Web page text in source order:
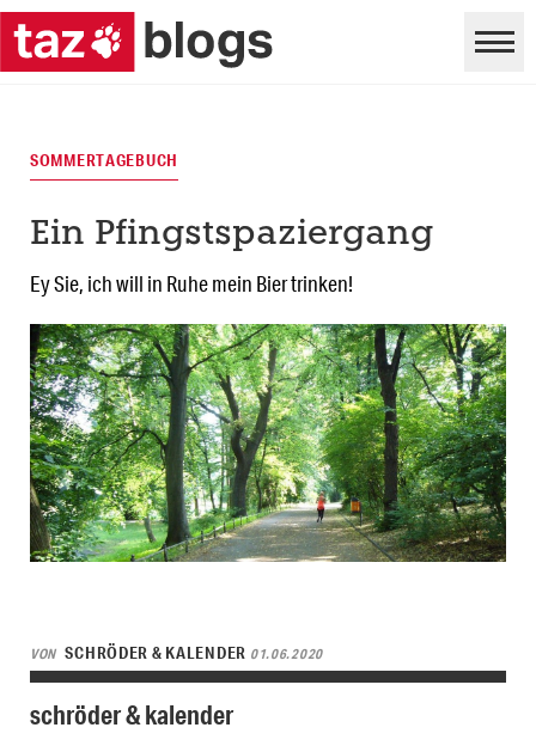
SOMMERTAGEBUCH
Ein Pfingstspaziergang
Ey Sie, ich will in Ruhe mein Bier trinken!
VON SCHRÖDER & KALENDER 01.06.2020
schröder & kalender